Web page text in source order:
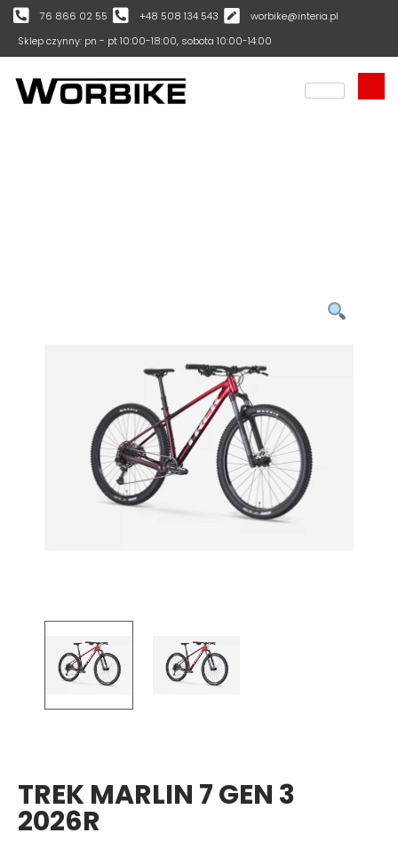
76 866 02 55 +48 508 134 543
worbike@interia.pl
Sklep czynny: pn - pt 10:00-18:00, sobota 10:00-14:00
TREK MARLIN 7 GEN 3
2026R